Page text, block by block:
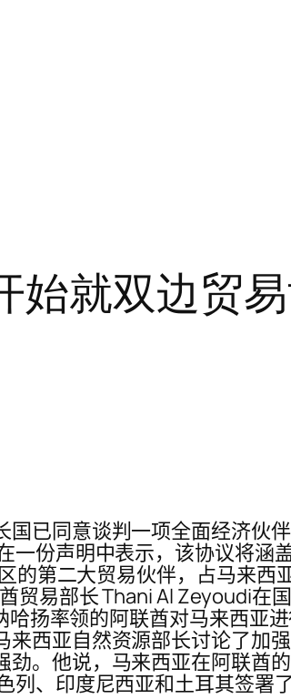
始就双边贸
已同意谈判一项全面经济伙
一份声明中表示，该协议将涵
的第二大贸易伙伴，占马来
贸易部长 Thani Al Zeyoudi在
哈扬率领的阿联酋对马来西亚
西亚自然资源部长讨论了加
。他说，马来西亚在阿联酋
、印度尼西亚和土耳其签署